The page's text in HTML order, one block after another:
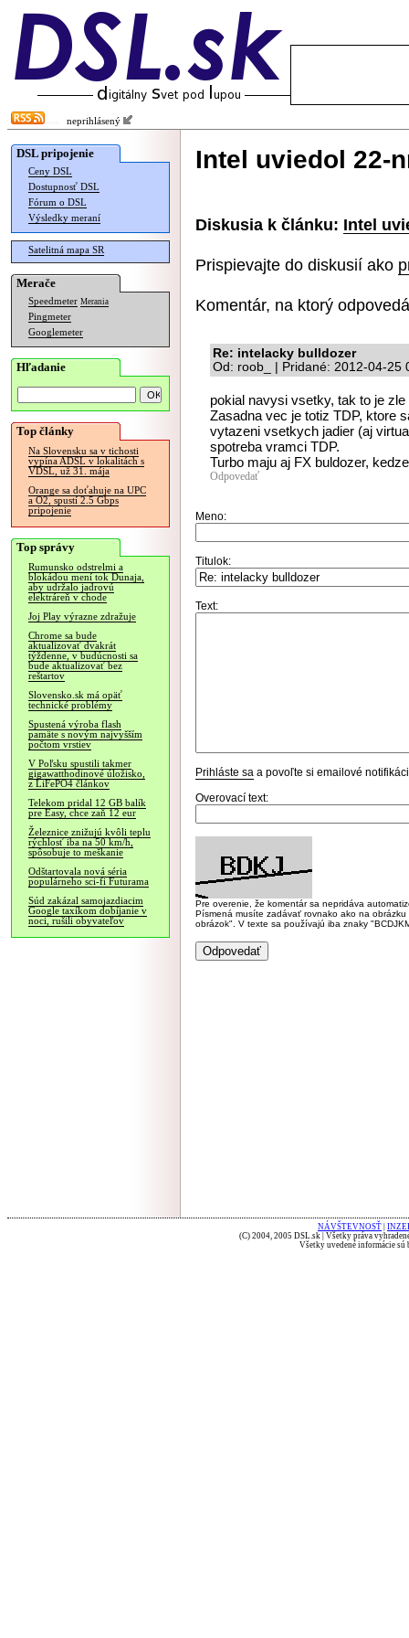
neprihlásený
DSL pripojenie
Ceny DSL
Dostupnosť DSL
Fórum o DSL
Výsledky meraní
Satelitná mapa SR
Merače
Speedmeter Merania
Pingmeter
Googlemeter
Hľadanie
Top články
Na Slovensku sa v tichosti
vypína ADSL v lokalitách s
VDSL, už 31. mája
Orange sa doťahuje na UPC
a O2, spustí 2.5 Gbps
pripojenie
Top správy
Rumunsko odstrelmi a
blokádou mení tok Dunaja,
aby udržalo jadrovú
elektráreň v chode
Joj Play výrazne zdražuje
Chrome sa bude
aktualizovať dvakrát
týždenne, v budúcnosti sa
bude aktualizovať bez
reštartov
Slovensko.sk má opäť
technické problémy
Spustená výroba flash
pamäte s novým najvyšším
počtom vrstiev
V Poľsku spustili takmer
gigawatthodinové úložisko,
z LiFePO4 článkov
Telekom pridal 12 GB balík
pre Easy, chce zaň 12 eur
Železnice znižujú kvôli teplu
rýchlosť iba na 50 km/h,
spôsobuje to meškanie
Odštartovala nová séria
populárneho sci-fi Futurama
Súd zakázal samojazdiacim
Google taxíkom dobíjanie v
noci, rušili obyvateľov
Intel uviedol 22-
Diskusia k článku: Intel
Prispievajte do diskusií ako
Komentár, na ktorý
Re: intelacky bulldozer
Od: roob_ | Pridané: 2012-04-25
pokial navysi vsetky, tak to je
Zasadna vec je totiz TDP, ktore
vytazeni vsetkych jadier (aj
spotreba vramci TDP.
Turbo maju aj FX buldozer,
Odpovedať
Meno:
Titulok:
Text:
Prihláste sa a povoľte si emailové
Overovací text:
Pre overenie, že komentár sa nepridáva
Písmená musíte zadávať rovnako ako na
obrázok". V texte sa používajú iba znaky
NÁVŠTEVNOSŤ
(C) 2004, 2005 DSL.sk | Všetky práva
Všetky uvedené informácie sú